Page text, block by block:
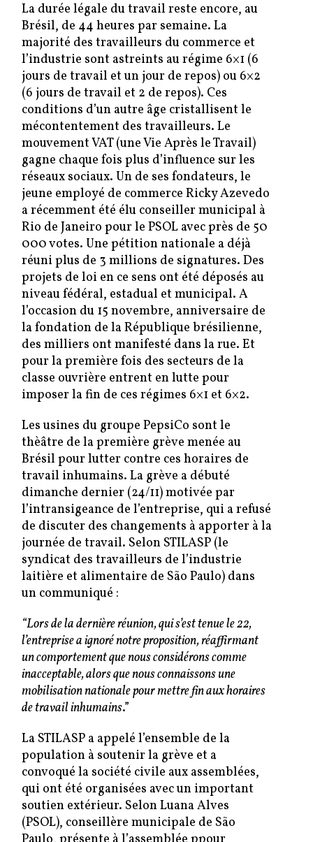
La durée légale du travail reste encore, au
Brésil, de 44 heures par semaine. La
majorité des travailleurs du commerce et
l’industrie sont astreints au régime 6×1 (6
jours de travail et un jour de repos) ou 6×2
(6 jours de travail et 2 de repos). Ces
conditions d’un autre âge cristallisent le
mécontentement des travailleurs. Le
mouvement VAT (une Vie Après le Travail)
gagne chaque fois plus d’influence sur les
réseaux sociaux. Un de ses fondateurs, le
jeune employé de commerce Ricky Azevedo
a récemment été élu conseiller municipal à
Rio de Janeiro pour le PSOL avec près de 50
000 votes. Une pétition nationale a déjà
réuni plus de 3 millions de signatures. Des
projets de loi en ce sens ont été déposés au
niveau fédéral, estadual et municipal. A
l’occasion du 15 novembre, anniversaire de
la fondation de la République brésilienne,
des milliers ont manifesté dans la rue. Et
pour la première fois des secteurs de la
classe ouvrière entrent en lutte pour
imposer la fin de ces régimes 6×1 et 6×2.
Les usines du groupe PepsiCo sont le
thèâtre de la première grève menée au
Brésil pour lutter contre ces horaires de
travail inhumains. La grève a débuté
dimanche dernier (24/11) motivée par
l’intransigeance de l’entreprise, qui a refusé
de discuter des changements à apporter à la
journée de travail. Selon STILASP (le
syndicat des travailleurs de l’industrie
laitière et alimentaire de São Paulo) dans
un communiqué :
“Lors de la dernière réunion, qui s’est tenue le 22,
l’entreprise a ignoré notre proposition, réaffirmant
un comportement que nous considérons comme
inacceptable, alors que nous connaissons une
mobilisation nationale pour mettre fin aux horaires
de travail inhumains.”
La STILASP a appelé l’ensemble de la
population à soutenir la grève et a
convoqué la société civile aux assemblées,
qui ont été organisées avec un important
soutien extérieur. Selon Luana Alves
(PSOL), conseillère municipale de São